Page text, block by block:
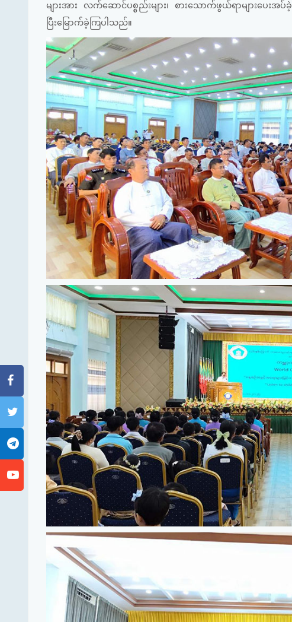
များအား လက်ဆောင်ပစ္စည်းများ၊ စားသောက်ဖွယ်ရာများပေး
ပြီးမြောက်ခဲ့ကြပါသည်။